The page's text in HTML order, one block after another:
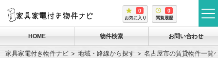
0
お気に入り
0
閲覧履歴
HOME 物件検索 お問い合わせ
家具家電付き物件ナビ 地域・路線から探す 名古屋市の賃貸物件一覧